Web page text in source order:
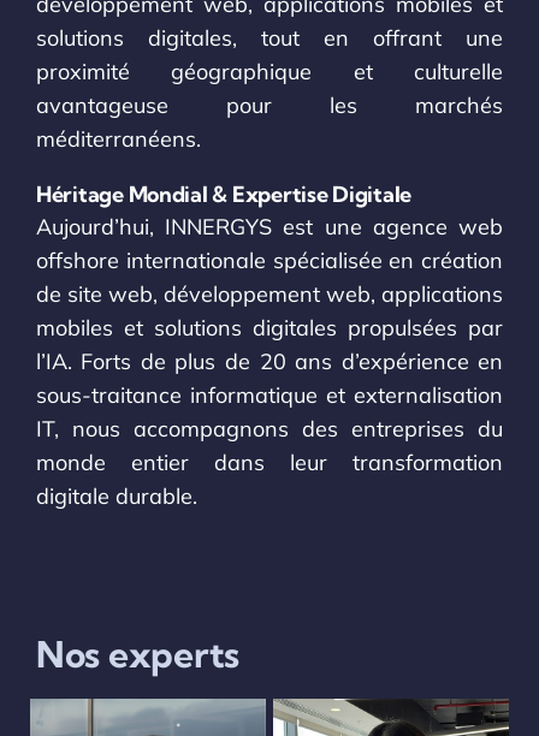
solutions digitales, tout en offrant une
proximité géographique et culturelle
avantageuse pour les marchés
méditerranéens.
Héritage Mondial & Expertise Digitale
Aujourd’hui, INNERGYS est une agence web
offshore internationale spécialisée en création
de site web, développement web, applications
mobiles et solutions digitales propulsées par
l’IA. Forts de plus de 20 ans d’expérience en
sous-traitance informatique et externalisation
IT, nous accompagnons des entreprises du
monde entier dans leur transformation
digitale durable.
Nos experts